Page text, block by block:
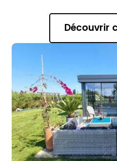
Découvrir